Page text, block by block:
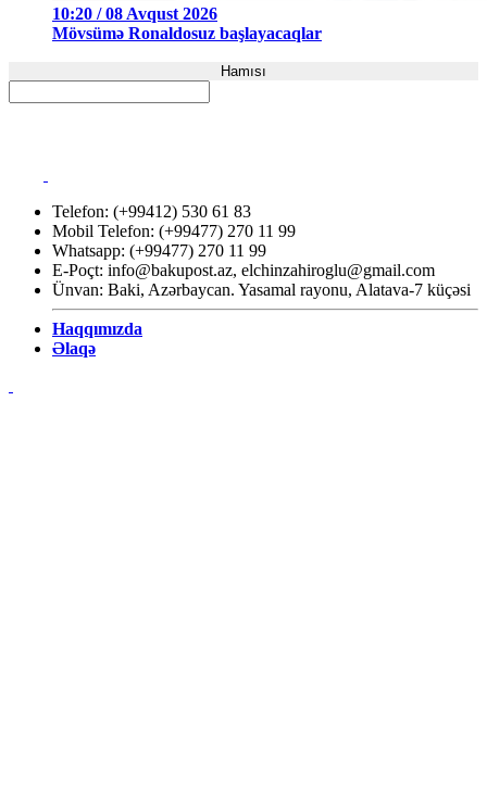
10:20 / 08 Avqust 2026
Mövsümə Ronaldosuz başlayacaqlar
Hamısı
Telefon: (+99412) 530 61 83
Mobil Telefon: (+99477) 270 11 99
Whatsapp: (+99477) 270 11 99
E-Poçt: info@bakupost.az, elchinzahiroglu@gmail.com
Ünvan: Baki, Azərbaycan. Yasamal rayonu, Alatava-7 küçəsi
Haqqımızda
Əlaqə